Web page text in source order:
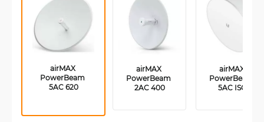
airMAX
PowerBeam
5AC 620
airMAX
PowerBeam
2AC 400
airMAX
PowerBeam
5AC ISO